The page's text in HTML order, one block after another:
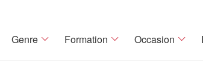
Genre Formation Occasion